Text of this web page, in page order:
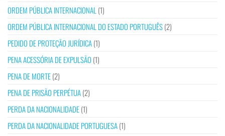
ORDEM PÚBLICA INTERNACIONAL (1)
ORDEM PÚBLICA INTERNACIONAL DO ESTADO PORTUGUÊS(2)
PEDIDO DE PROTEÇÃO JURÍDICA(1)
PENA ACESSÓRIA DE EXPULSÃO (1)
PENA DE MORTE(2)
PENA DE PRISÃO PERPÉTUA(2)
PERDA DA NACIONALIDADE(1)
PERDA DA NACIONALIDADE PORTUGUESA(1)